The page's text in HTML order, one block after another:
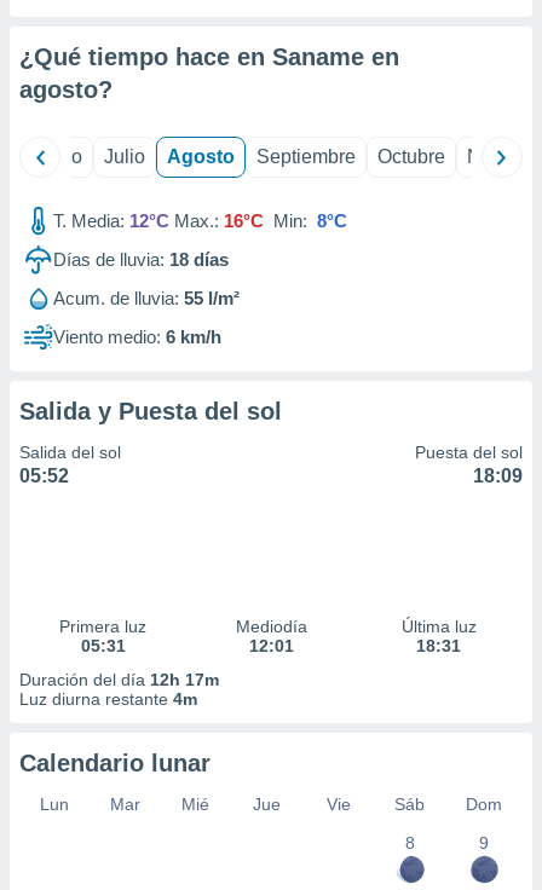
e
mediante
publicidad
publicidad
de
1199
¿Qué tiempo hace en Saname en
agosto?
Junio Julio Agosto Septiembre Octubre
T. Media: 12°C Max.: 16°C Min: 8°C
Días de lluvia: 18 días
Acum. de lluvia: 55 l/m²
Viento medio: 6 km/h
Salida y Puesta del sol
Salida del sol
05:52
Puesta del sol
18:09
Primera luz
05:31
Mediodía
12:01
Última luz
18:31
Duración del día 12h 17m
Luz diurna restante 4m
Calendario lunar
Lun Mar Mié Jue Vie Sáb
Dom
8
9